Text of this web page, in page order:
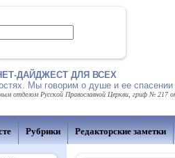
ДАЙДЖЕСТ ДЛЯ ВСЕХ
Мы говорим о душе и ее спасении
отделом Русской Православной Церкви, гриф № 217
Рубрики Редакторские заметки